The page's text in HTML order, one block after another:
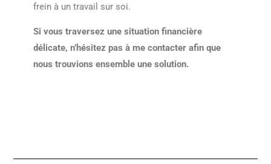
frein à un travail sur soi.
Si vous traversez une situation financière
délicate, n’hésitez pas à me contacter afin que
nous trouvions ensemble une solution.